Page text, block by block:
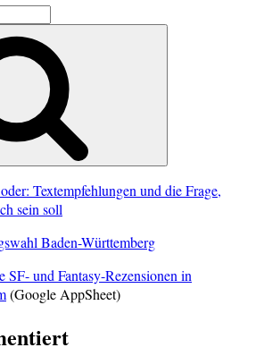
Textempfehlungen und die Frage,
sein soll
Baden-Württemberg
SF- und Fantasy-Rezensionen in
(Google AppSheet)